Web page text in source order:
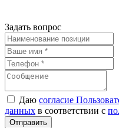
Задать вопрос
Даю согласие
данных в соответствии с